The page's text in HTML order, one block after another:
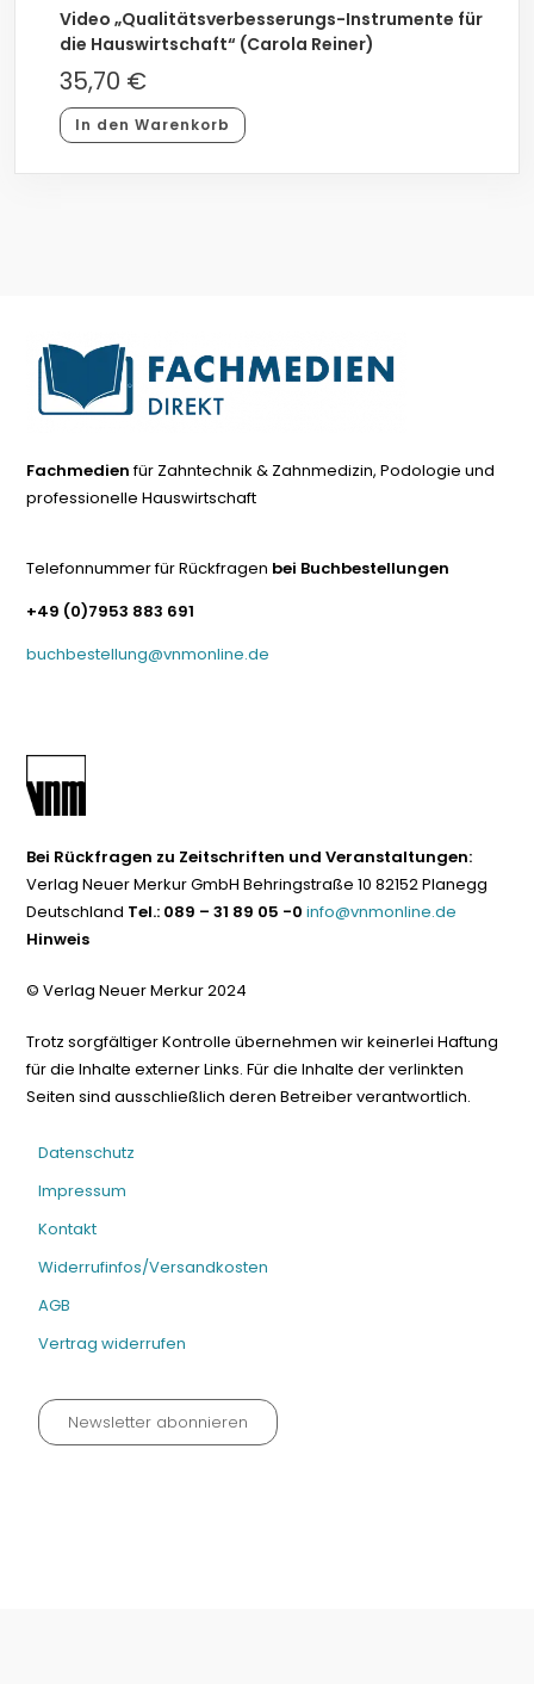
Video „Qualitätsverbesserungs-Instrumente für
die Hauswirtschaft“ (Carola Reiner)
35,70 €
In den Warenkorb
Fachmedienfür Zahntechnik & Zahnmedizin, Podologie und
professionelle Hauswirtschaft
Telefonnummer für Rückfragen bei Buchbestellungen
+49 (0)7953 883 691
buchbestellung@vnmonline.de
Bei Rückfragen zu Zeitschriften und Veranstaltungen:
Verlag Neuer Merkur GmbH Behringstraße 10 82152 Planegg
Deutschland Tel.: 089 – 31 89 05 -0 info@vnmonline.de
Hinweis
© Verlag Neuer Merkur 2024
Trotz sorgfältiger Kontrolle übernehmen wir keinerlei Haftung
für die Inhalte externer Links. Für die Inhalte der verlinkten
Seiten sind ausschließlich deren Betreiber verantwortlich.
Datenschutz
Impressum
Kontakt
Widerrufinfos/Versandkosten
AGB
Vertrag widerrufen
Newsletter abonnieren